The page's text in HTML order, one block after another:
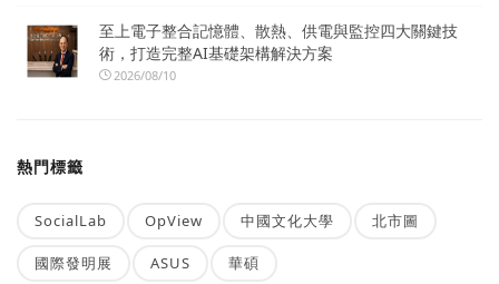
至上電子整合記憶體、散熱、供電與監控四大關鍵技
術，打造完整AI基礎架構解決方案
2026/08/10
熱門標籤
SocialLab OpView 中國文化大學 北市圖
國際發明展 ASUS 華碩